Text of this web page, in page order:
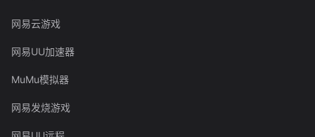
网易云游戏
网易UU加速器
MuMu模拟器
网易发烧游戏